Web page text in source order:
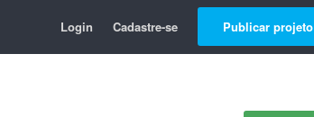
Login Cadastre-se Publicar projeto